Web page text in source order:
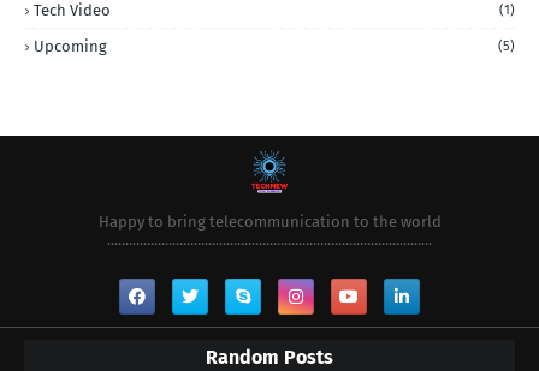
Tech Video (1)
Upcoming (5)
Happy to bring telecommunication to the world
..........................................................................................
Random Posts